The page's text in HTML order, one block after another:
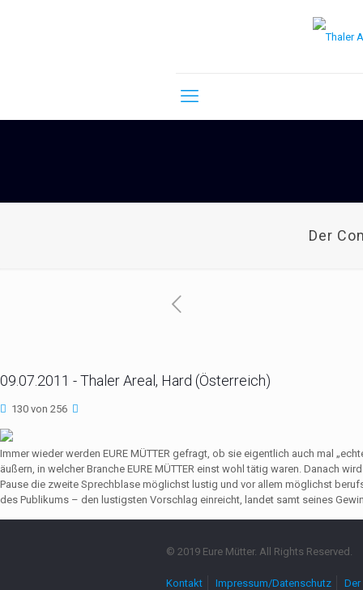
Der
09.07.2011 - Thaler Areal, Hard (Österreich)
130 von 256
Immer wieder werden EURE MÜTTER gefragt, ob sie eigentlich auch mal
äußern, in welcher Branche EURE MÜTTER einst wohl tätig waren. Danach
Pause die zweite Sprechblase möglichst lustig und vor allem möglichst
des Publikums – den lustigsten Vorschlag einreicht, landet samt seines
© 2019 Eure Mütter. All Rights Reserved.
Kontakt Impressum/Datenschutz